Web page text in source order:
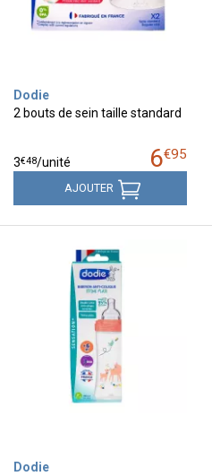
Dodie
2 bouts de sein taille standard
6€95
3€48/unité
AJOUTER
Dodie